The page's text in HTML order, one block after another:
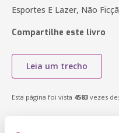
Esportes E Lazer, Não
Compartilhe este livro
Leia um trecho
Esta página foi vista 4583 vezes